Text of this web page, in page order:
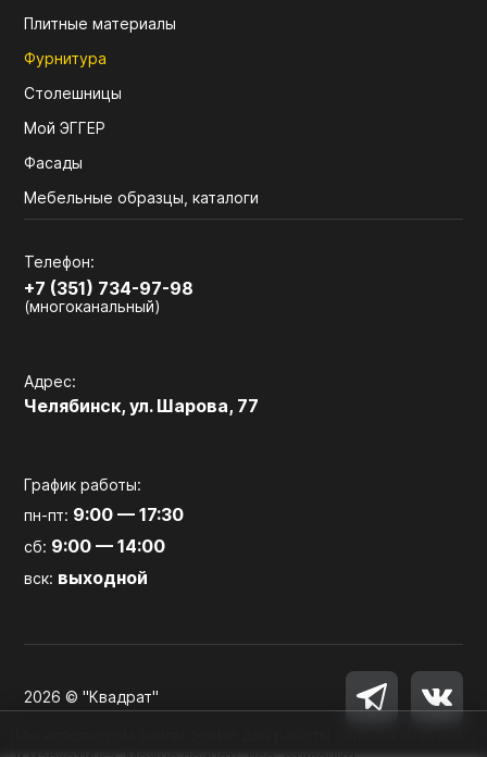
Плитные материалы
Фурнитура
Столешницы
Мой ЭГГЕР
Фасады
Мебельные образцы, каталоги
Телефон:
+7 (351) 734-97-98
(многоканальный)
Адрес:
Челябинск, ул. Шарова, 77
График работы:
пн-пт: 9:00 — 17:30
сб: 9:00 — 14:00
вск: выходной
2026 © "Квадрат"